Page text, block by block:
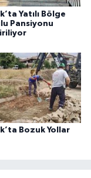
Yatılı Bölge
Pansiyonu
Bozuk Yollar